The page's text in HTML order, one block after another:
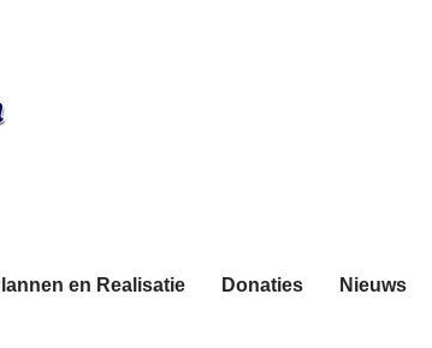
en Realisatie Donaties Nieuws